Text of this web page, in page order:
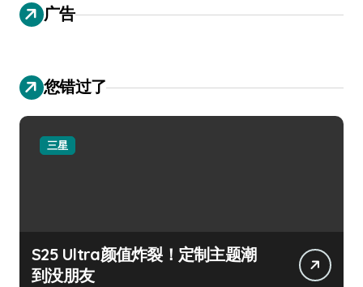
广告
您错过了
三星
S25 Ultra颜值炸裂！定制主题潮
到没朋友